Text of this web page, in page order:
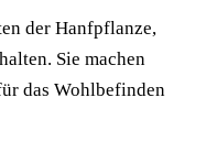
der Hanfpflanze,
Sie machen
das Wohlbefinden